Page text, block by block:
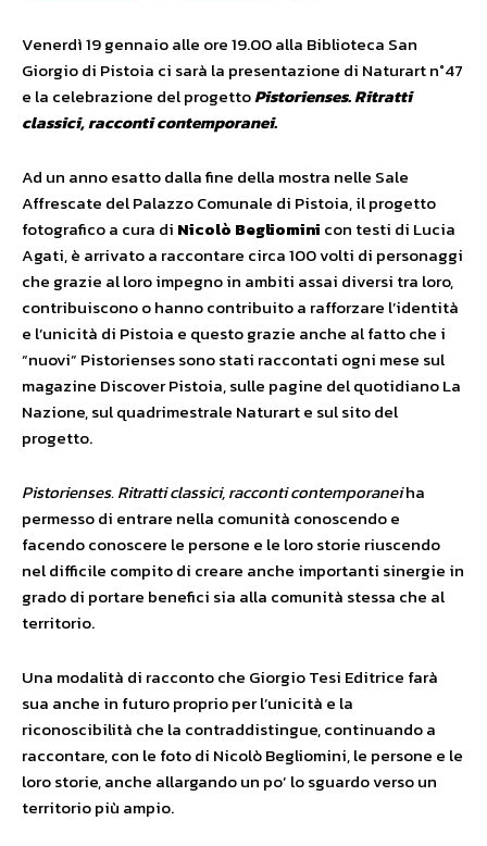
Venerdì 19 gennaio alle ore 19.00 alla Biblioteca San
Giorgio di Pistoia ci sarà la presentazione di Naturart n°47
e la celebrazione del progettoPistorienses. Ritratti
classici, racconti contemporanei.
Ad un anno esatto dalla fine della mostra nelle Sale
Affrescate del Palazzo Comunale di Pistoia, il progetto
fotografico a cura di Nicolò Begliomini con testi di Lucia
Agati, è arrivato a raccontare circa 100 volti di personaggi
che grazie al loro impegno in ambiti assai diversi tra loro,
contribuiscono o hanno contribuito a rafforzare l’identità
e l’unicità di Pistoia e questo grazie anche al fatto che i
“nuovi” Pistorienses sono stati raccontati ogni mese sul
magazine Discover Pistoia, sulle pagine del quotidiano La
Nazione, sul quadrimestrale Naturart e sul sito del
progetto.
Pistorienses. Ritratti classici, racconti contemporaneiha
permesso di entrare nella comunità conoscendo e
facendo conoscere le persone e le loro storie riuscendo
nel difficile compito di creare anche importanti sinergie in
grado di portare benefici sia alla comunità stessa che al
territorio.
Una modalità di racconto che Giorgio Tesi Editrice farà
sua anche in futuro proprio per l’unicità e la
riconoscibilità che la contraddistingue, continuando a
raccontare, con le foto di Nicolò Begliomini, le persone e le
loro storie, anche allargando un po’ lo sguardo verso un
territorio più ampio.